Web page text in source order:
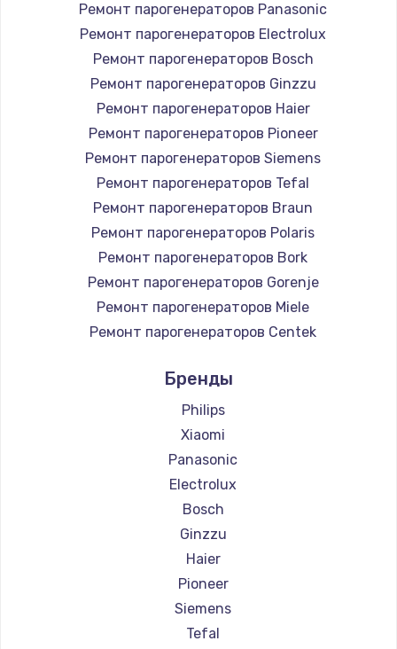
Ремонт парогенераторов Panasonic
Ремонт парогенераторов Electrolux
Ремонт парогенераторов Bosch
Ремонт парогенераторов Ginzzu
Ремонт парогенераторов Haier
Ремонт парогенераторов Pioneer
Ремонт парогенераторов Siemens
Ремонт парогенераторов Tefal
Ремонт парогенераторов Braun
Ремонт парогенераторов Polaris
Ремонт парогенераторов Bork
Ремонт парогенераторов Gorenje
Ремонт парогенераторов Miele
Ремонт парогенераторов Centek
Ремонт парогенераторов Hotpoint Ariston
Ремонт парогенераторов DELTA
Ремонт парогенераторов Chayka
Ремонт парогенераторов Beko
Ремонт парогенераторов Vivitek
Ремонт парогенераторов RED solution
Бренды
Philips
Xiaomi
Panasonic
Electrolux
Bosch
Ginzzu
Haier
Pioneer
Siemens
Tefal